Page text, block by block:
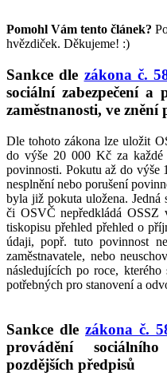
Pomohl Vám tento článek?
hvězdiček. Děkujeme! :)
Sankce dle zákona č.
sociální zabezpečení
zaměstnanosti, ve znění
Dle tohoto zákona lze uložit
do výše 20 000 Kč za každé
povinnosti. Pokutu až do výše
nesplnění nebo porušení
byla již pokuta uložena. Jedná
či OSVČ nepředkládá OSSZ
tiskopisu přehled přehled o
údaji, popř. tuto povinnost
zaměstnavatele, nebo
následujících po roce,
potřebných pro stanovení a
Sankce dle zákona č.
provádění
pozdějších předpisů